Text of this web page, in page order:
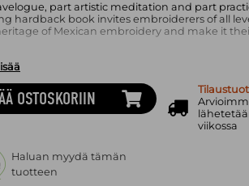
part artistic meditation and part
hardback book invites embroiderers of all
of Mexican embroidery and make it
language of stitch, tracing its threads from
to contemporary urban streetscapes.
regional styles including Tenango, Street,
OSTOSKORIIN
viikossa
Haluan myydä tämän
tuotteen